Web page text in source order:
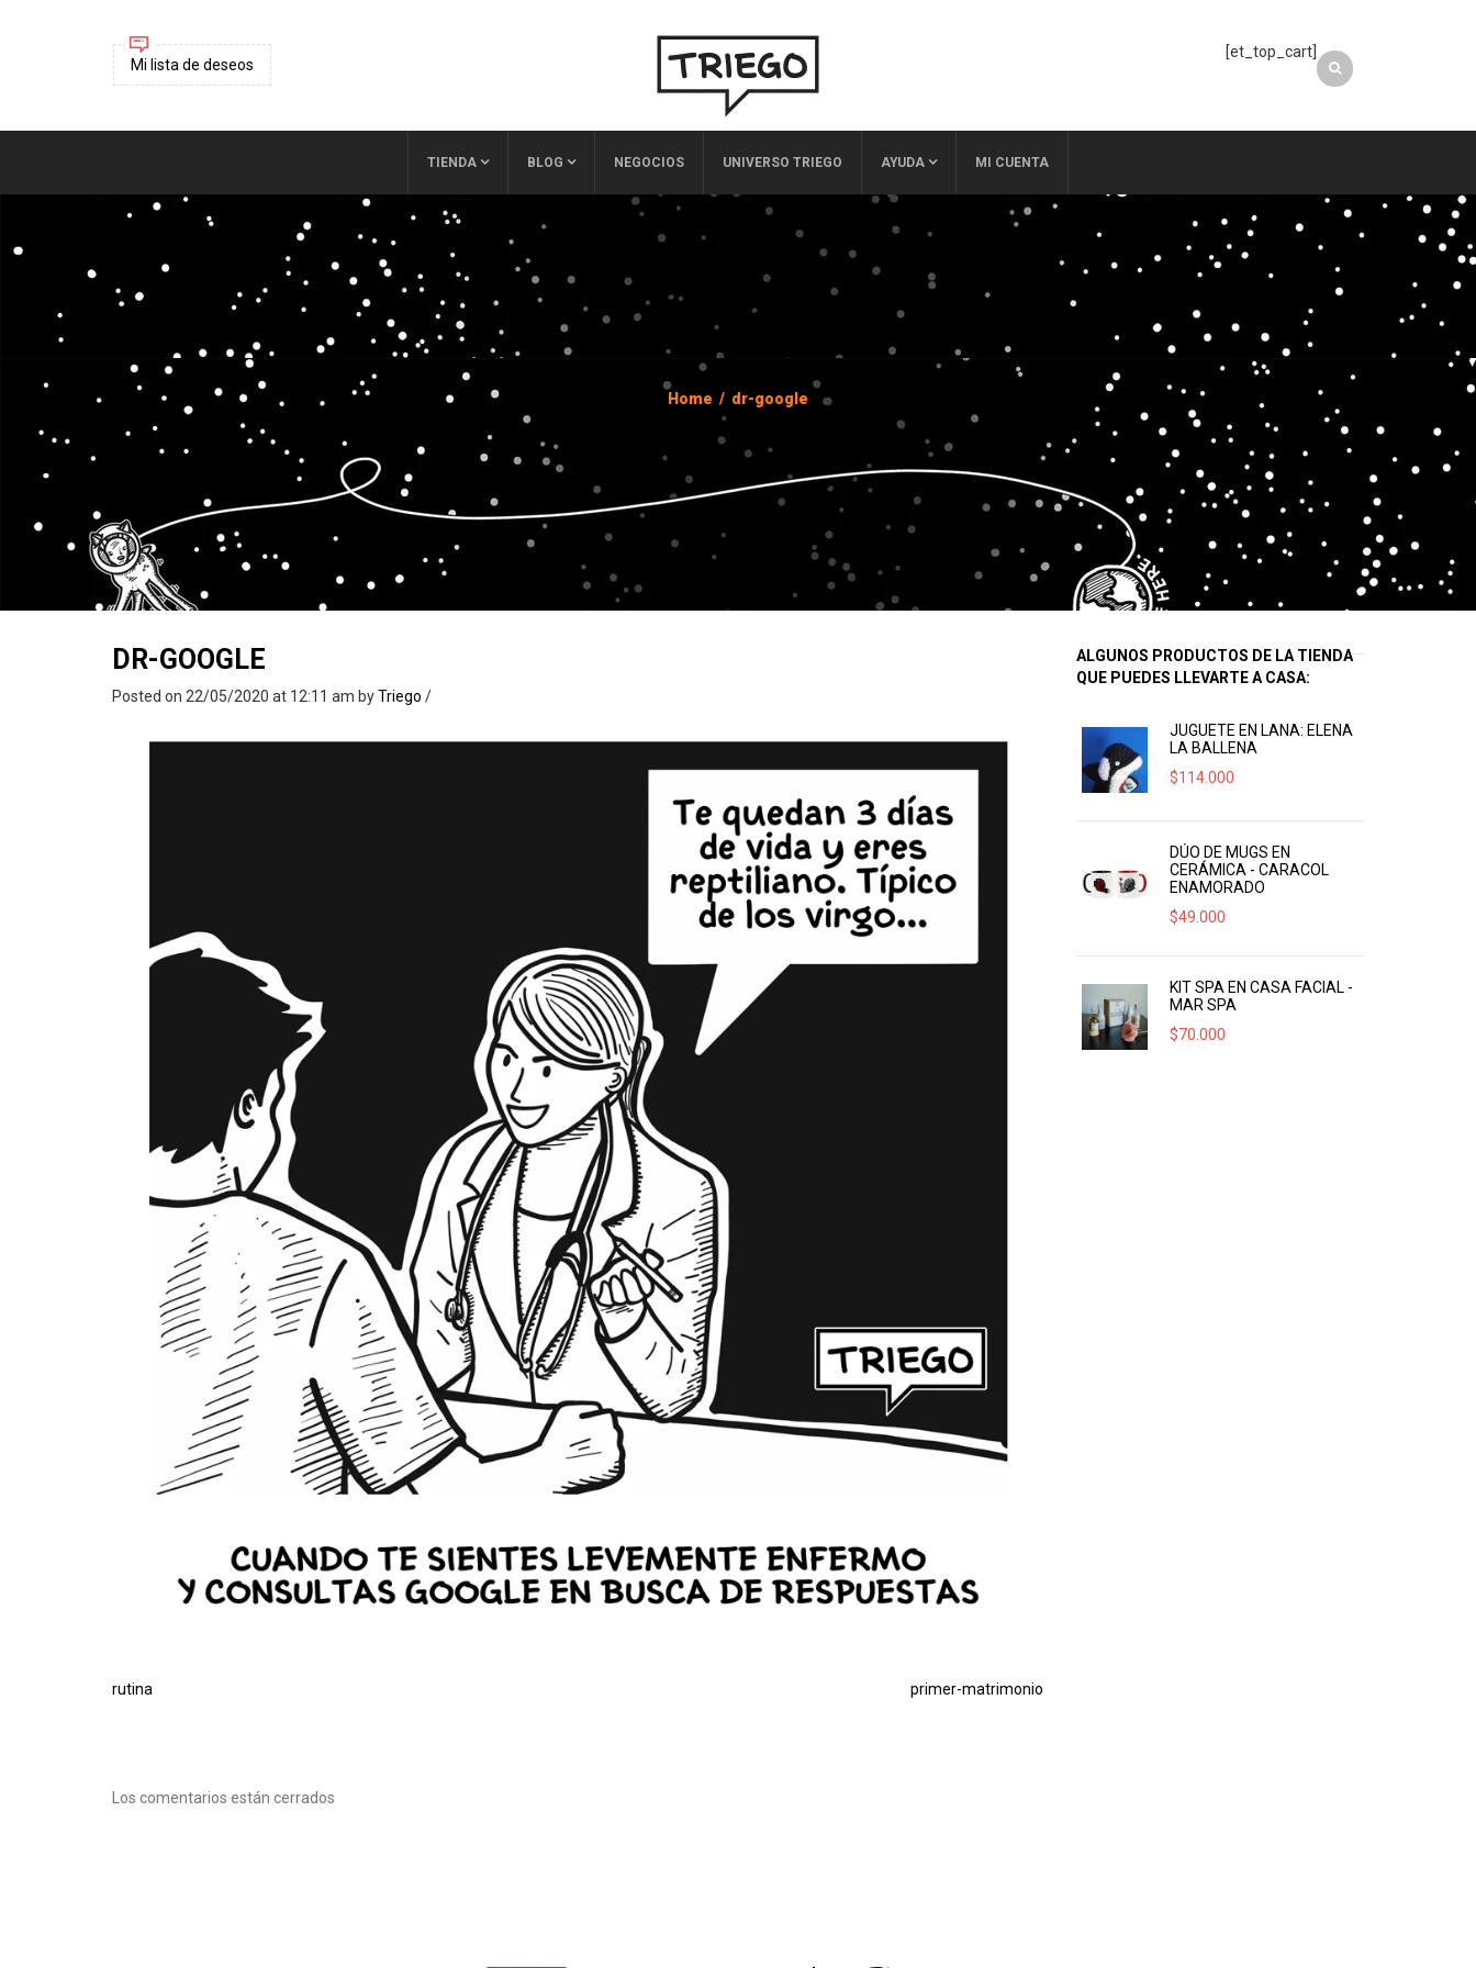
Mi lista de deseos
[et_top_cart]
TIENDA BLOG NEGOCIOS UNIVERSO TRIEGO AYUDA MI CUENTA
Home / dr-google
DR-GOOGLE
Posted on 22/05/2020 at 12:11 am byTriego /
rutina primer-matrimonio
Los comentarios están cerrados
ALGUNOS PRODUCTOS DE LA TIENDA
QUE PUEDES LLEVARTE A CASA:
JUGUETE EN LANA: ELENA
LA BALLENA
$114.000
DÚO DE MUGS EN
CERÁMICA - CARACOL
ENAMORADO
$49.000
KIT SPA EN CASA FACIAL -
MAR SPA
$70.000